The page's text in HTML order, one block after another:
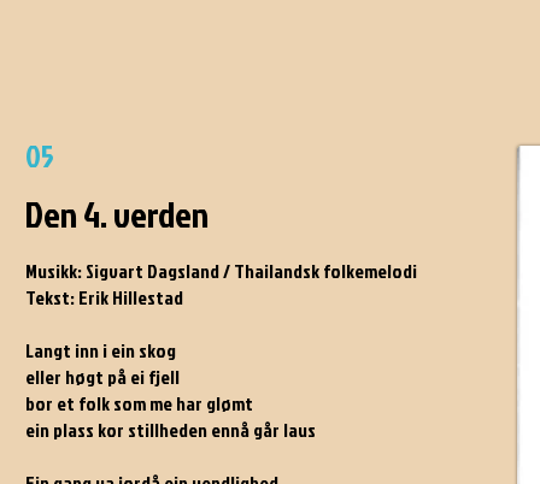
05
Den 4. verden
Musikk: Sigvart Dagsland / Thailandsk folkemelodi
Tekst: Erik Hillestad
Langt inn i ein skog
eller høgt på ei fjell
bor et folk som me har glømt
ein plass kor stillheden ennå går laus